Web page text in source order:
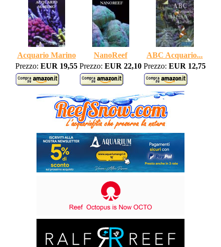
Acquario Marino NanoReef
ABC Acquario...
Prezzo: EUR 19,55 Prezzo: EUR 22,10 Prezzo: EUR 12,75